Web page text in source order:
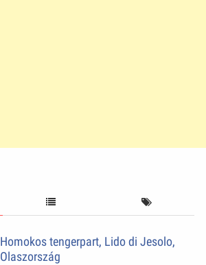
Homokos tengerpart, Lido di Jesolo,
Olaszország